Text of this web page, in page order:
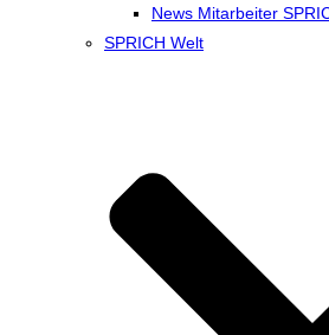
News Mitarbeiter
SPRICH Welt